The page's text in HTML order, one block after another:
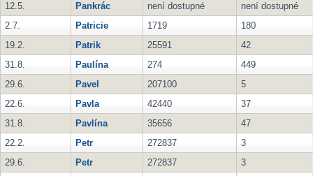
12.5.
Pankrác není dostupné
není dostupné
2.7.
Patricie 1719
180
19.2.
Patrik 25591
42
31.8.
Paulína 274
449
29.6.
Pavel 207100
5
22.6.
Pavla 42440
37
31.8.
Pavlína 35656
47
22.2.
Petr 272837
3
29.6.
Petr 272837
3